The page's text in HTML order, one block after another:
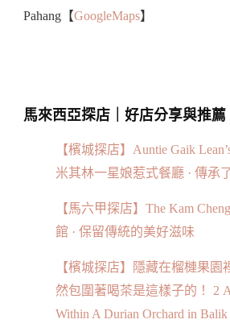
Pahang【GoogleMaps】
馬來西亞探店｜好店分享與推薦
【檳城探店】Auntie Gaik
米其林一星娘惹式餐廳 · 傳承
【馬六甲探店】The Kam
館 · 保留傳統的美好滋味
【檳城探店】隱藏在榴槤果園
然包圍著喝茶是這樣子的！ 2
Within A Durian Orchard in Balik